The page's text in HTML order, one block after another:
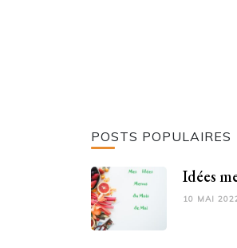
POSTS POPULAIRES
Idées
10 MAI